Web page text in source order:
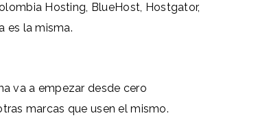
Hosting, BlueHost, Hostgator,
es la misma.
va a empezar desde cero
marcas que usen el mismo.